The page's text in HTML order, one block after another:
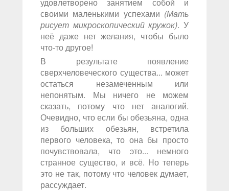
своими маленькими успехами (Мать
рисует микроскопический кружок). У
неё даже нет желания, чтобы было
что-то другое!
В результате появление
сверхчеловеческого существа... может
остаться незамеченным или
непонятым. Мы ничего не можем
сказать, потому что нет аналогий.
Очевидно, что если бы обезьяна, одна
из больших обезьян, встретила
первого человека, то она бы просто
почувствовала, что это... немного
странное существо, и всё. Но теперь
это не так, потому что человек думает,
рассуждает.